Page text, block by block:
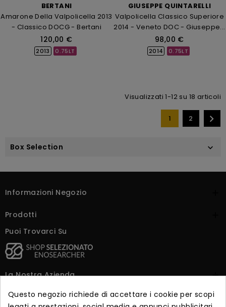
BERTANI
Amarone Della Valpolicella 2013
- Classico DOCG - Bertani
120,00 €
2013 0.75LT
GIUSEPPE QUINTARELLI
Valpolicella Classico Superiore
2014 - Veneto DOC - Giuseppe...
98,00 €
2014 0.75LT
Visualizzati 1-12 su 18 articoli
1 2 
Box Selection 
Informazioni Negozio
Prodotti
Puoi Trovarci Su
La Nostra Azienda 
Dicono Di Noi 
Questo negozio richiede di accettare i cookie per scopi